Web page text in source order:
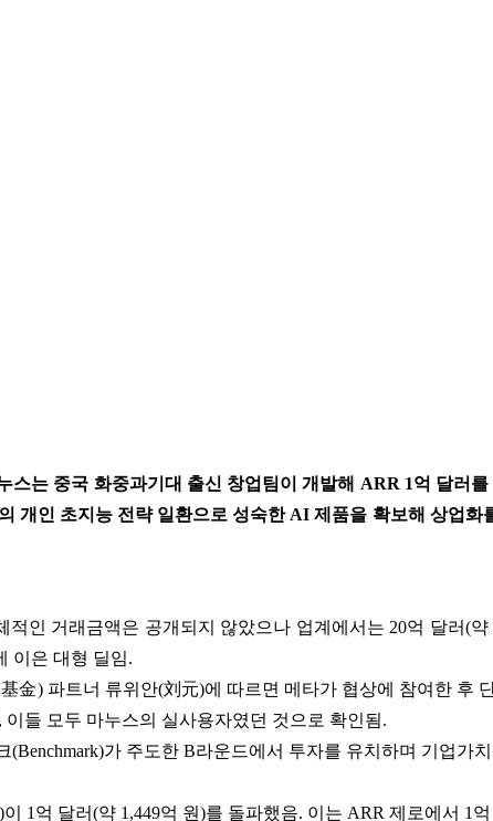
는 중국 화중과기대 출신 창업팀이 개발해 ARR 1억 달러
개인 초지능 전략 일환으로 성숙한 AI 제품을 확보해 상업화
인 거래금액은 공개되지 않았으나 업계에서는 20억 달러(약
이은 대형 딜임.
金) 파트너 류위안(刘元)에 따르면 메타가 협상에 참여한 후
들 모두 마누스의 실사용자였던 것으로 확인됨.
가 주도한 B라운드에서 투자를 유치하며 기업가
억 달러(약 1,449억 원)를 돌파했음. 이는 ARR 제로에서 1